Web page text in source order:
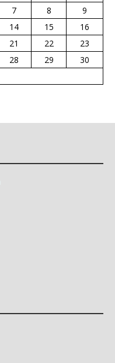
7 8
9
14 15
16
21 22
23
28 29
30